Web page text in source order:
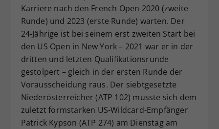
Karriere nach den French Open 2020 (zweite
Runde) und 2023 (erste Runde) warten. Der
24-Jährige ist bei seinem erst zweiten Start bei
den US Open in New York – 2021 war er in der
dritten und letzten Qualifikationsrunde
gestolpert – gleich in der ersten Runde der
Vorausscheidung raus. Der siebtgesetzte
Niederösterreicher (ATP 102) musste sich dem
zuletzt formstarken US-Wildcard-Empfänger
Patrick Kypson (ATP 274) am Dienstag am
Zweck
Dieser Wert speichert Ihre Consent-
Einstellungen. Unter anderem eine
zufällig generierte ID, für die
historische Speicherung Ihrer
vorgenommen Einstellungen, falls der
Webseiten-Betreiber dies eingestellt
hat.